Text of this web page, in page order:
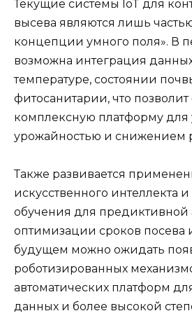
Текущие системы IoT для
высева являются лишь
концепции умного поля». В
возможна интеграция
температуре, состоянии
фитосанитарии, что позволит
комплексную платформу для
урожайностью и снижением
Также развивается
искусственного интеллекта
обучения для предиктивной
оптимизации сроков посева
будущем можно ожидать
роботизированных
автоматических платформ
данных и более высокой